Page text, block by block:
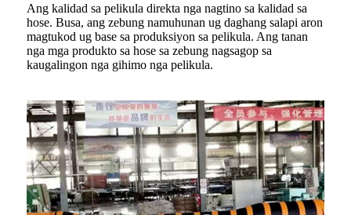
Ang kalidad sa pelikula direkta nga nagtino sa kalidad sa
hose. Busa, ang zebung namuhunan ug daghang salapi aron
magtukod ug base sa produksiyon sa pelikula. Ang tanan
nga mga produkto sa hose sa zebung nagsagop sa
kaugalingon nga gihimo nga pelikula.